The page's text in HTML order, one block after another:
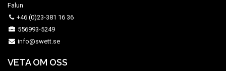
Falun
+46 (0)23-381 16 36
556993-5249
info@swett.se
VETA OM OSS